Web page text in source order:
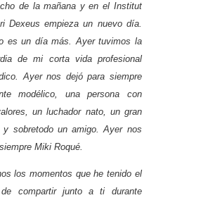
de la mañana y en el Institut
Dexeus empieza un nuevo día.
es un día más. Ayer tuvimos la
de mi corta vida profesional
Ayer nos dejó para siempre
modélico, una persona con
un luchador nato, un gran
y sobretodo un amigo. Ayer nos
Miki Roqué.
los momentos que he tenido el
de compartir junto a ti durante